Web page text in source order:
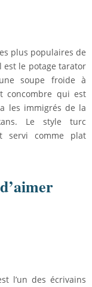
plus populaires de
est le potage tarator
soupe froide à
concombre qui est
les immigrés de la
Le style turc
servi comme plat
l’un des écrivains